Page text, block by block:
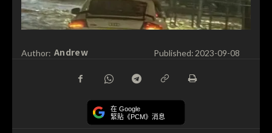
Author: Andrew Published: 2023-09-08
在 Google
緊貼《PCM》消息